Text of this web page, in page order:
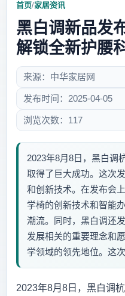
首页/家居资讯
黑白调新品发
解锁全新护腰
来源：中华家居网
发布时间：2025-04-05
浏览次数：117
2023年8月8日，黑白调
取得了巨大成功。这次
和创新技术。在发布会
学椅的创新技术和智能
潮流。同时，黑白调还
发展相关的重要理念和
学领域的领先地位。这
2023年8月8日，黑白调